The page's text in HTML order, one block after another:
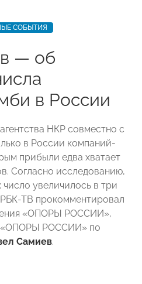
СОБЫТИЯ
— об
в России
НКР совместно с
в России компаний-
прибыли едва хватает
Согласно исследованию,
число увеличилось в три
ТВ прокомментировал
«ОПОРЫ РОССИИ»,
«ОПОРЫ РОССИИ» по
Самиев.